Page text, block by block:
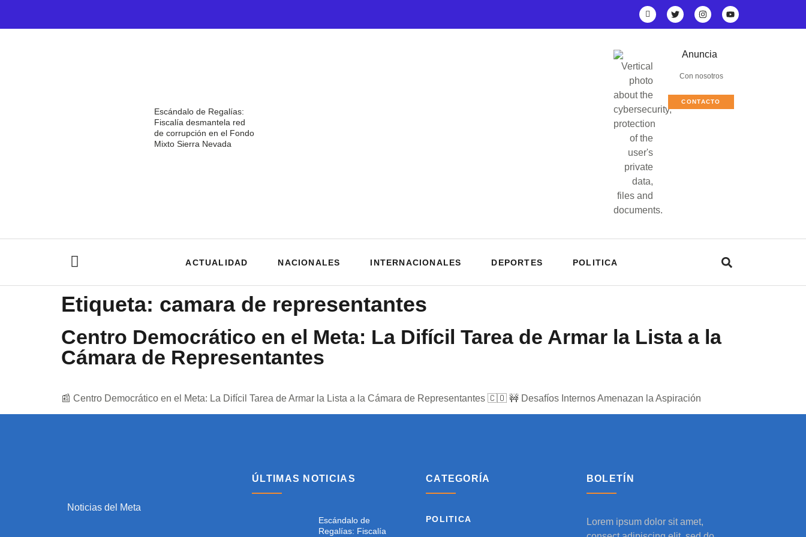
Escándalo de Regalías:
Fiscalía desmantela red
de corrupción en el Fondo
Mixto Sierra Nevada
Anuncia
Con nosotros
CONTACTO
ACTUALIDAD NACIONALES INTERNACIONALES DEPORTES POLITICA
Etiqueta: camara de representantes
Centro Democrático en el Meta: La Difícil Tarea de Armar la Lista a la
Cámara de Representantes
📰 Centro Democrático en el Meta: La Difícil Tarea de Armar la Lista a la Cámara de Representantes 🇨🇴 🚧 Desafíos Internos Amenazan la Aspiración
Noticias del Meta
ÚLTIMAS NOTICIAS
Escándalo de
Regalías: Fiscalía
CATEGORÍA
POLITICA
BOLETÍN
Lorem ipsum dolor sit amet,